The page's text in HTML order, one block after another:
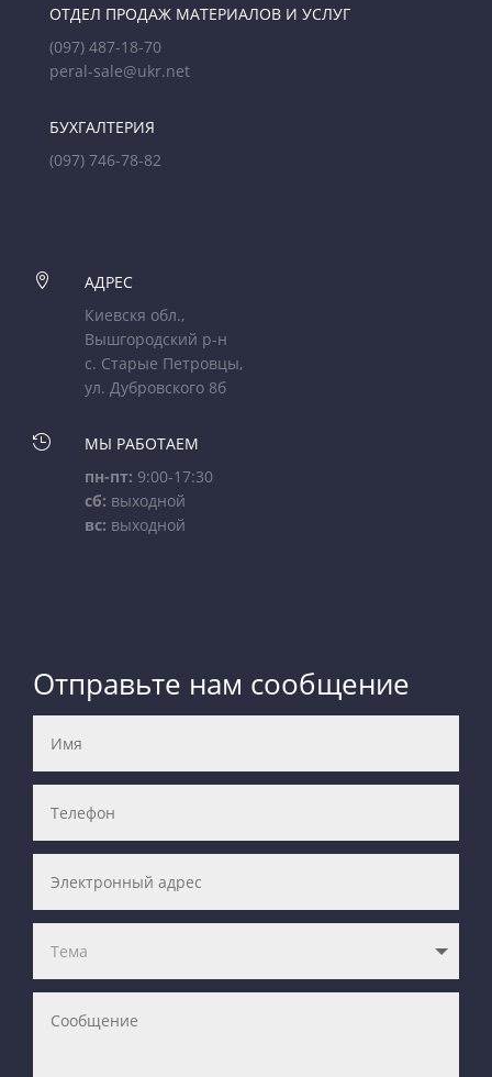
ОТДЕЛ ПРОДАЖ МАТЕРИАЛОВ И УСЛУГ
(097) 487-18-70
peral-sale@ukr.net
БУХГАЛТЕРИЯ
(097) 746-78-82

АДРЕС
Киевскя обл.,
Вышгородский р-н
с. Старые Петровцы,
ул. Дубровского 8б

МЫ РАБОТАЕМ
пн-пт: 9:00-17:30
сб: выходной
вс: выходной
Отправьте нам сообщение